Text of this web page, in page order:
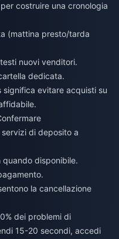
costruire una cronologia
(mattina presto/tarda
nuovi venditori.
dedicata.
significa evitare acquisti su
di deposito a
quando disponibile.
la cancellazione
dei problemi di
15-20 secondi, accedi